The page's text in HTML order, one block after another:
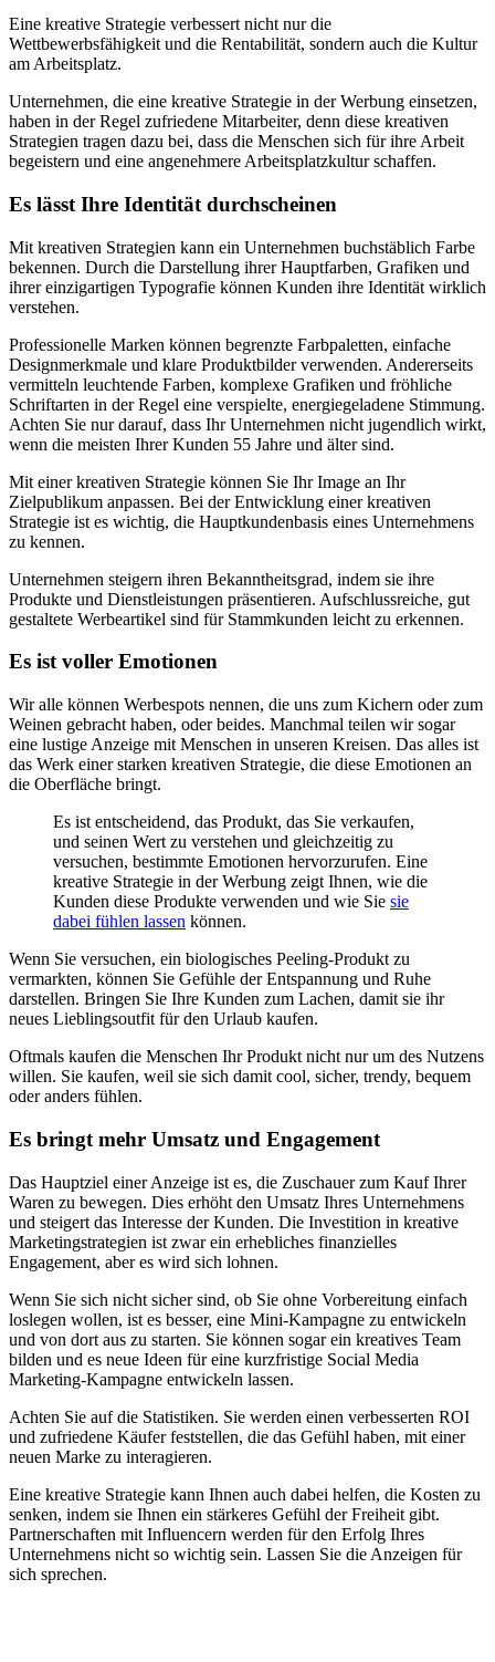
Eine kreative Strategie verbessert nicht nur die
Wettbewerbsfähigkeit und die Rentabilität, sondern auch die Kultur
am Arbeitsplatz.
Unternehmen, die eine kreative Strategie in der Werbung einsetzen,
haben in der Regel zufriedene Mitarbeiter, denn diese kreativen
Strategien tragen dazu bei, dass die Menschen sich für ihre Arbeit
begeistern und eine angenehmere Arbeitsplatzkultur schaffen.
Es lässt Ihre Identität durchscheinen
Mit kreativen Strategien kann ein Unternehmen buchstäblich Farbe
bekennen. Durch die Darstellung ihrer Hauptfarben, Grafiken und
ihrer einzigartigen Typografie können Kunden ihre Identität wirklich
verstehen.
Professionelle Marken können begrenzte Farbpaletten, einfache
Designmerkmale und klare Produktbilder verwenden. Andererseits
vermitteln leuchtende Farben, komplexe Grafiken und fröhliche
Schriftarten in der Regel eine verspielte, energiegeladene Stimmung.
Achten Sie nur darauf, dass Ihr Unternehmen nicht jugendlich wirkt,
wenn die meisten Ihrer Kunden 55 Jahre und älter sind.
Mit einer kreativen Strategie können Sie Ihr Image an Ihr
Zielpublikum anpassen. Bei der Entwicklung einer kreativen
Strategie ist es wichtig, die Hauptkundenbasis eines Unternehmens
zu kennen.
Unternehmen steigern ihren Bekanntheitsgrad, indem sie ihre
Produkte und Dienstleistungen präsentieren. Aufschlussreiche, gut
gestaltete Werbeartikel sind für Stammkunden leicht zu erkennen.
Es ist voller Emotionen
Wir alle können Werbespots nennen, die uns zum Kichern oder zum
Weinen gebracht haben, oder beides. Manchmal teilen wir sogar
eine lustige Anzeige mit Menschen in unseren Kreisen. Das alles ist
das Werk einer starken kreativen Strategie, die diese Emotionen an
die Oberfläche bringt.
Es ist entscheidend, das Produkt, das Sie verkaufen,
und seinen Wert zu verstehen und gleichzeitig zu
versuchen, bestimmte Emotionen hervorzurufen. Eine
kreative Strategie in der Werbung zeigt Ihnen, wie die
Kunden diese Produkte verwenden und wie Sie sie
dabei fühlen lassen können.
Wenn Sie versuchen, ein biologisches Peeling-Produkt zu
vermarkten, können Sie Gefühle der Entspannung und Ruhe
darstellen. Bringen Sie Ihre Kunden zum Lachen, damit sie ihr
neues Lieblingsoutfit für den Urlaub kaufen.
Oftmals kaufen die Menschen Ihr Produkt nicht nur um des Nutzens
willen. Sie kaufen, weil sie sich damit cool, sicher, trendy, bequem
oder anders fühlen.
Es bringt mehr Umsatz und Engagement
Das Hauptziel einer Anzeige ist es, die Zuschauer zum Kauf Ihrer
Waren zu bewegen. Dies erhöht den Umsatz Ihres Unternehmens
und steigert das Interesse der Kunden. Die Investition in kreative
Marketingstrategien ist zwar ein erhebliches finanzielles
Engagement, aber es wird sich lohnen.
Wenn Sie sich nicht sicher sind, ob Sie ohne Vorbereitung einfach
loslegen wollen, ist es besser, eine Mini-Kampagne zu entwickeln
und von dort aus zu starten. Sie können sogar ein kreatives Team
bilden und es neue Ideen für eine kurzfristige Social Media
Marketing-Kampagne entwickeln lassen.
Achten Sie auf die Statistiken. Sie werden einen verbesserten ROI
und zufriedene Käufer feststellen, die das Gefühl haben, mit einer
neuen Marke zu interagieren.
Eine kreative Strategie kann Ihnen auch dabei helfen, die Kosten zu
senken, indem sie Ihnen ein stärkeres Gefühl der Freiheit gibt.
Partnerschaften mit Influencern werden für den Erfolg Ihres
Unternehmens nicht so wichtig sein. Lassen Sie die Anzeigen für
sich sprechen.